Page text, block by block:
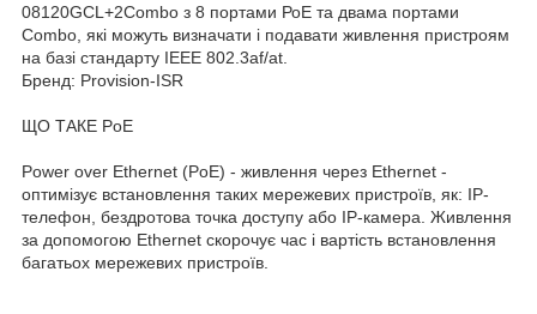
08120GCL+2Combo з 8 портами РоЕ та двама портами
Combo, які можуть визначати і подавати живлення пристроям
на базі стандарту IEEE 802.3af/at.
Бренд: Provision-ISR
ЩО ТАКЕ PoE
Power over Ethernet (PoE) - живлення через Ethernet -
оптимізує встановлення таких мережевих пристроїв, як: IP-
телефон, бездротова точка доступу або IP-камера. Живлення
за допомогою Ethernet скорочує час і вартість встановлення
багатьох мережевих пристроїв.